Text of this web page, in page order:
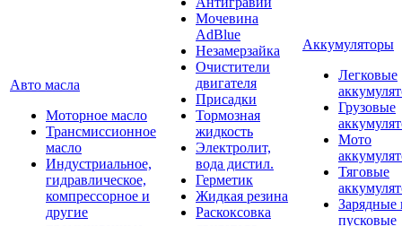
Авто масла
Моторное масло
Трансмиссионное
масло
Индустриальное,
гидравлическое,
компрессорное и
другие
Мочевина
AdBlue
Незамерзайка
Очистители
двигателя
Присадки
Тормозная
жидкость
Электролит,
вода дистил.
Герметик
Жидкая резина
Раскоксовка
Аккумуляторы
Легковые
Грузовые
Мото
Тяговые
Зарядные
пусковые